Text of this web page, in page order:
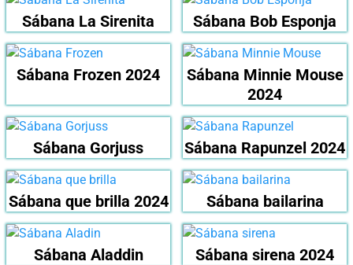
Sábana La Sirenita Sábana Bob Esponja
Sábana Frozen 2024
Sábana Minnie Mouse
2024
Sábana Gorjuss Sábana Rapunzel 2024
Sábana que brilla 2024 Sábana bailarina
Sábana Aladdin Sábana sirena 2024